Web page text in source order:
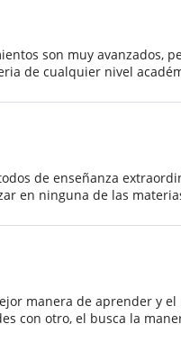
son muy avanzados,
de cualquier nivel
de enseñanza
en ninguna de las
manera de aprender y
con otro, el busca la